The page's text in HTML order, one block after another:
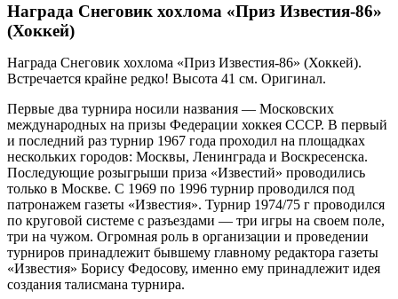
Награда Снеговик хохлома «Приз Известия-86»
(Хоккей)
Награда Снеговик хохлома «Приз Известия-86» (Хоккей).
Встречается крайне редко! Высота 41 см. Оригинал.
Первые два турнира носили названия — Московских
международных на призы Федерации хоккея СССР. В первый
и последний раз турнир 1967 года проходил на площадках
нескольких городов: Москвы, Ленинграда и Воскресенска.
Последующие розыгрыши приза «Известий» проводились
только в Москве. С 1969 по 1996 турнир проводился под
патронажем газеты «Известия». Турнир 1974/75 г проводился
по круговой системе с разъездами — три игры на своем поле,
три на чужом. Огромная роль в организации и проведении
турниров принадлежит бывшему главному редактора газеты
«Известия» Борису Федосову, именно ему принадлежит идея
создания талисмана турнира.